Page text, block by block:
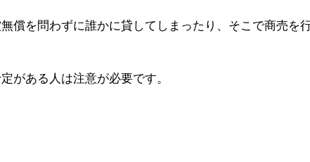
償を問わずに誰かに貸してしまったり、そこで商売を
がある人は注意が必要です。